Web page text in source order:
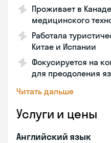
Проживает в
медицинского
Работала
Китае и Испании
Фокусируется на
для преодоления
Читать дальше
Услуги и цены
Английский язык